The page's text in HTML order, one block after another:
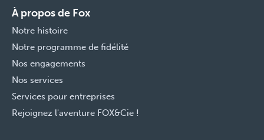
À propos de Fox
Notre histoire
Notre programme de fidélité
Nos engagements
Nos services
Services pour entreprises
Rejoignez l'aventure FOX&Cie !